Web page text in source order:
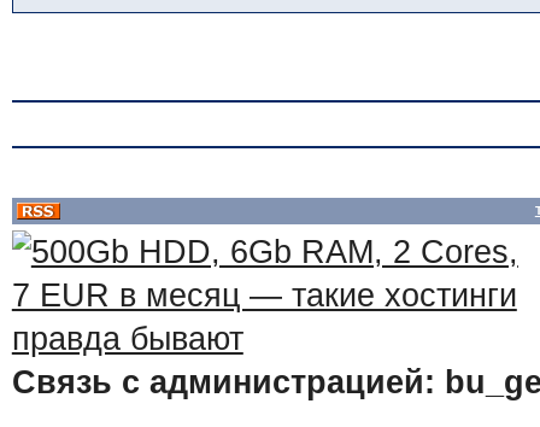
Связь с администрацией: